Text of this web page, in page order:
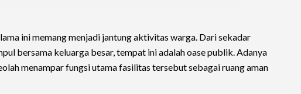
ini memang menjadi jantung aktivitas warga. Dari sekadar
bersama keluarga besar, tempat ini adalah oase publik. Adanya
menampar fungsi utama fasilitas tersebut sebagai ruang aman